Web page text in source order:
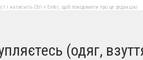
і натисніть Ctrl + Enter, щоб повідомити про це редакцію
(одяг,